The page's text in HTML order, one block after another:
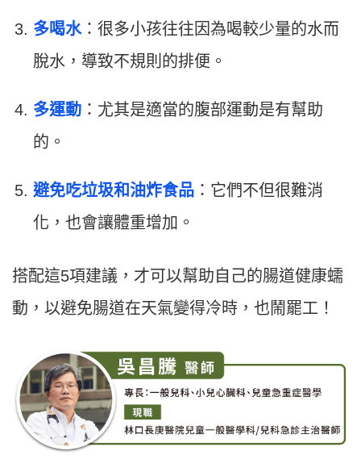
多喝水：很多小孩往往因為喝較少量的水而
脫水，導致不規則的排便。
多運動 ：尤其是適當的腹部運動是有幫助
的。
避免吃垃圾和油炸食品 ：它們不但很難消
化，也會讓體重增加。
搭配這5項建議，才可以幫助自己的腸道健康蠕
動，以避免腸道在天氣變得冷時，也鬧罷工！